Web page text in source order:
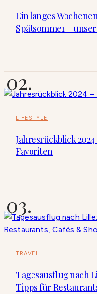
Ein langes
Spätsommer –
LIFESTYLE
Jahresrückblick
Favoriten
TRAVEL
Tagesausflug nach
Tipps für